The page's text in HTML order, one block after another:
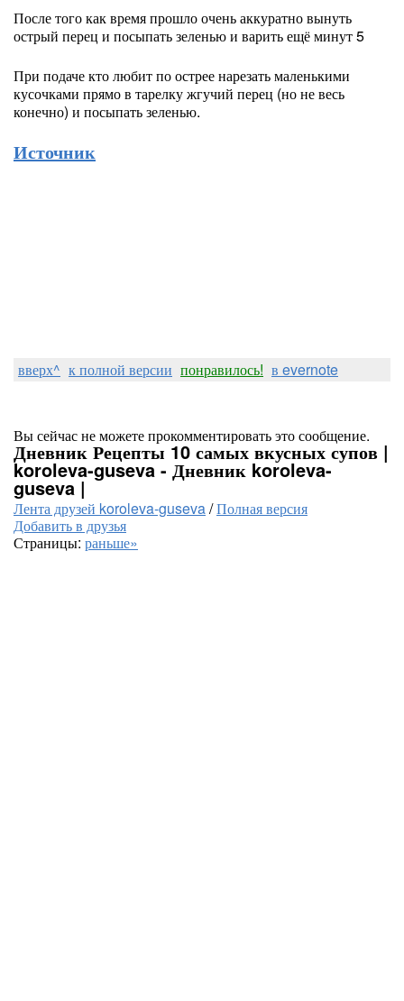
После того как время прошло очень аккуратно вынуть
острый перец и посыпать зеленью и варить ещё минут 5
При подаче кто любит по острее нарезать маленькими
кусочками прямо в тарелку жгучий перец (но не весь
конечно) и посыпать зеленью.
Источник
вверх^ к полной версии понравилось! в evernote
Вы сейчас не можете прокомментировать это сообщение.
Дневник Рецепты 10 самых вкусных супов |
koroleva-guseva - Дневник koroleva-
guseva |
Лента друзей koroleva-guseva/Полная версия
Добавить в друзья
Страницы: раньше»